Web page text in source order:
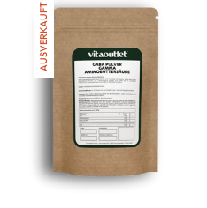
AUSVERKAUFT